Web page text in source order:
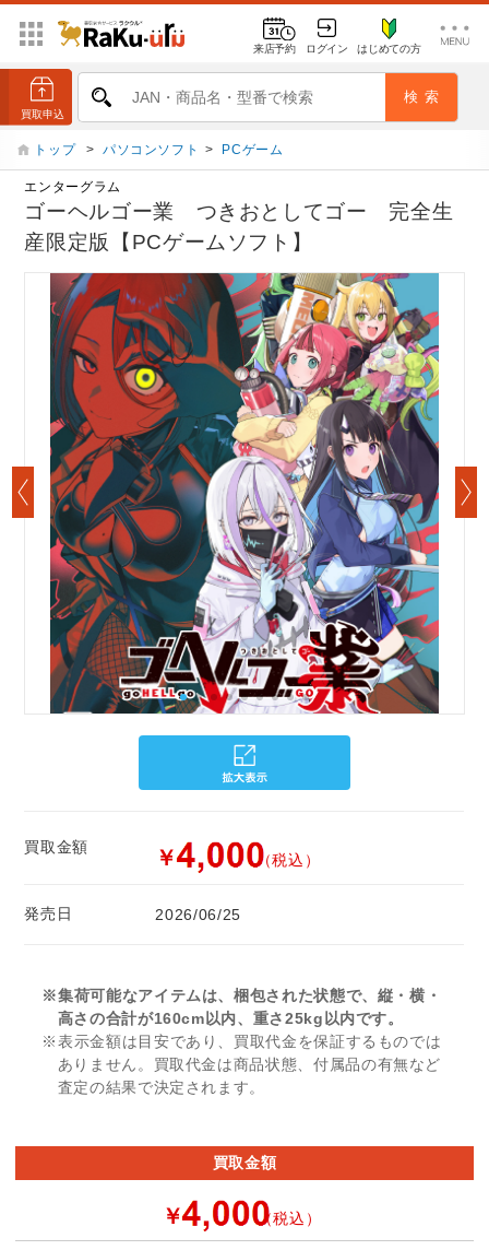
来店予約 ログイン はじめての方
トップ > パソコンソフト > PCゲーム
エンターグラム
ゴーヘルゴー業 つきおとしてゴー 完全生
産限定版【PCゲームソフト】
買取金額 ￥ （税込）
発売日 2026/06/25
※集荷可能なアイテムは、梱包された状態で、縦・横・
高さの合計が160cm以内、重さ25kg以内です。
※表示金額は目安であり、買取代金を保証するものでは
ありません。買取代金は商品状態、付属品の有無など
査定の結果で決定されます。
買取金額
￥ （税込）